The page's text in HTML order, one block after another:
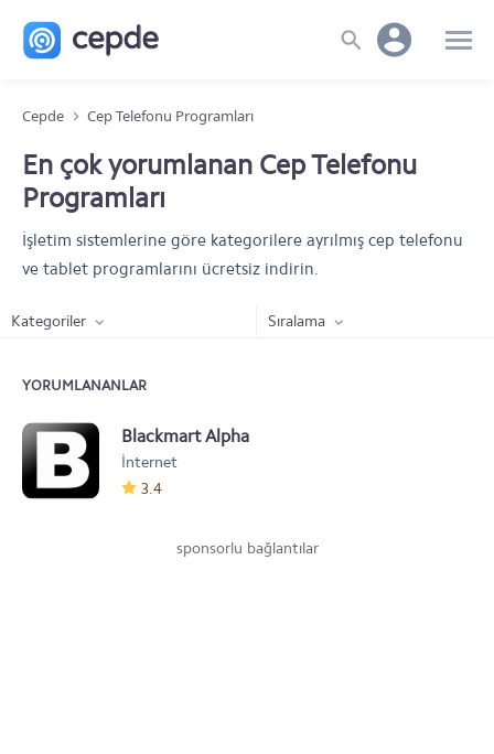
Cepde Cep Telefonu Programları
En çok yorumlanan Cep Telefonu
Programları
İşletim sistemlerine göre kategorilere ayrılmış cep telefonu
ve tablet programlarını ücretsiz indirin.
Kategoriler Sıralama
YORUMLANANLAR
Blackmart Alpha
İnternet
3.4
sponsorlu bağlantılar